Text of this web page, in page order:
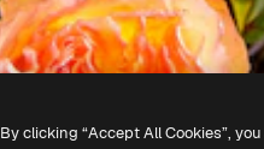
By clicking “Accept All Cookies”,